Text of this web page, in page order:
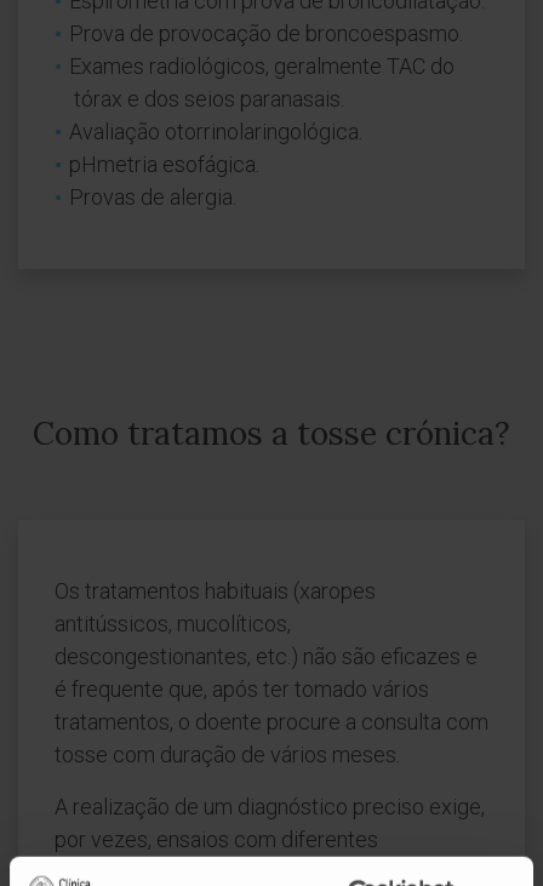
Prova de provocação de broncoespasmo.
Exames radiológicos, geralmente TAC do
tórax e dos seios paranasais.
Avaliação otorrinolaringológica.
pHmetria esofágica.
Provas de alergia.
Como tratamos a tosse crónica?
Os tratamentos habituais (xaropes
antitússicos, mucolíticos,
descongestionantes, etc.) não são eficazes e
é frequente que, após ter tomado vários
tratamentos, o doente procure a consulta com
tosse com duração de vários meses.
A realização de um diagnóstico preciso exige,
por vezes, ensaios com diferentes
tratamentos. No entanto, uma vez